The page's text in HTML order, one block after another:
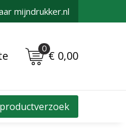
mijndrukker.nl
0
€ 0,00